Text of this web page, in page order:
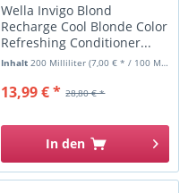
Wella Invigo Blond
Recharge Cool Blonde Color
Refreshing Conditioner...
Inhalt 200 Milliliter(7,00 € * / 100 Milliliter)
28,80 € *
13,99 € *
In den